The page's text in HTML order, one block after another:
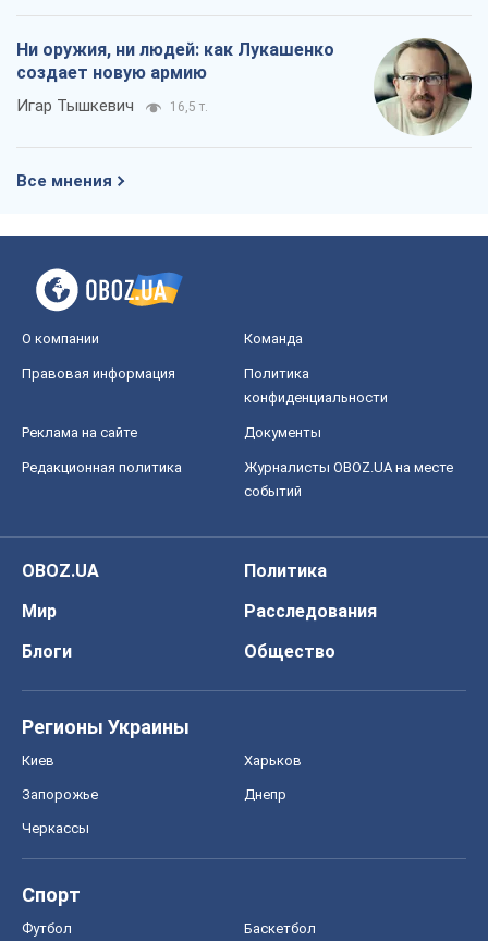
Ни оружия, ни людей: как Лукашенко
создает новую армию
Игар Тышкевич 16,5 т.
Все мнения
О компании Команда
Правовая информация
Политика
конфиденциальности
Реклама на сайте Документы
Редакционная политика
Журналисты OBOZ.UA на месте
событий
OBOZ.UA
Политика
Мир
Расследования
Блоги
Общество
Регионы Украины
Киев Харьков
Запорожье Днепр
Черкассы
Спорт
Футбол Баскетбол